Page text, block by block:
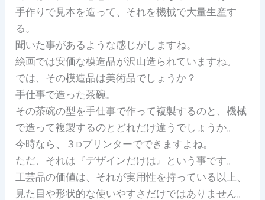
手作りで見本を造って、それを機械で大量生産す
る。
聞いた事があるような感じがしますね。
絵画では安価な模造品が沢山造られていますね。
では、その模造品は美術品でしょうか？
手仕事で造った茶碗。
その茶碗の型を手仕事で作って複製するのと、機械
で造って複製するのとどれだけ違うでしょうか。
今時なら、３Dプリンターでできますよね。
ただ、それは『デザインだけは』という事です。
工芸品の価値は、それが実用性を持っている以上、
見た目や形状的な使いやすさだけではありません。